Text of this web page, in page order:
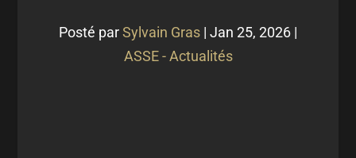
Posté parSylvain Gras | Jan 25, 2026 |
ASSE - Actualités